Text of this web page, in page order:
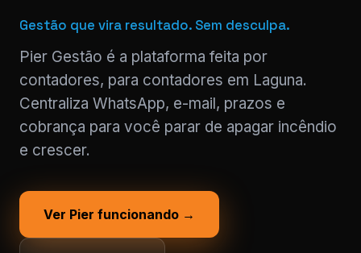
Gestão que vira resultado. Sem desculpa.
Pier Gestão é a plataforma feita por
contadores, para contadores em Laguna.
Centraliza WhatsApp, e-mail, prazos e
cobrança para você parar de apagar incêndio
e crescer.
Ver Pier funcionando →